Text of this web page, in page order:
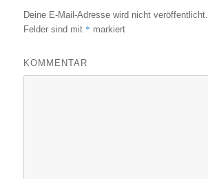
Deine E-Mail-Adresse wird nicht veröffentlicht.
Felder sind mit * markiert
KOMMENTAR